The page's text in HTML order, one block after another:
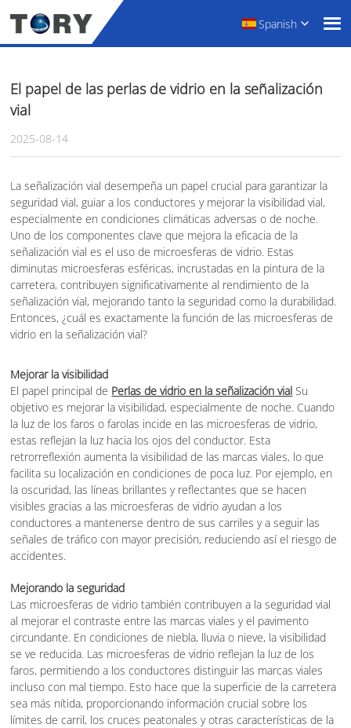
Spanish
El papel de las perlas de vidrio en la señalización
vial
2025-08-14
La señalización vial desempeña un papel crucial para garantizar la
seguridad vial, guiar a los conductores y mejorar la visibilidad vial,
especialmente en condiciones climáticas adversas o de noche.
Uno de los componentes clave que mejora la eficacia de la
señalización vial es el uso de microesferas de vidrio. Estas
diminutas microesferas esféricas, incrustadas en la pintura de la
carretera, contribuyen significativamente al rendimiento de la
señalización vial, mejorando tanto la seguridad como la durabilidad.
Entonces, ¿cuál es exactamente la función de las microesferas de
vidrio en la señalización vial?
Mejorar la visibilidad
El papel principal de Perlas de vidrio en la señalización vial Su
objetivo es mejorar la visibilidad, especialmente de noche. Cuando
la luz de los faros o farolas incide en las microesferas de vidrio,
estas reflejan la luz hacia los ojos del conductor. Esta
retrorreflexión aumenta la visibilidad de las marcas viales, lo que
facilita su localización en condiciones de poca luz. Por ejemplo, en
la oscuridad, las líneas brillantes y reflectantes que se hacen
visibles gracias a las microesferas de vidrio ayudan a los
conductores a mantenerse dentro de sus carriles y a seguir las
señales de tráfico con mayor precisión, reduciendo así el riesgo de
accidentes.
Mejorando la seguridad
Las microesferas de vidrio también contribuyen a la seguridad vial
al mejorar el contraste entre las marcas viales y el pavimento
circundante. En condiciones de niebla, lluvia o nieve, la visibilidad
se ve reducida. Las microesferas de vidrio reflejan la luz de los
faros, permitiendo a los conductores distinguir las marcas viales
incluso con mal tiempo. Esto hace que la superficie de la carretera
sea más nítida, proporcionando información crucial sobre los
límites de carril, los cruces peatonales y otras características de la